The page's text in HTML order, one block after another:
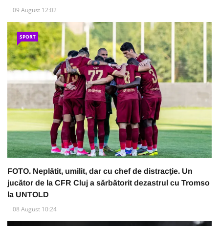
09 August 12:02
SPORT
FOTO. Neplătit, umilit, dar cu chef de distracţie. Un
jucător de la CFR Cluj a sărbătorit dezastrul cu Tromso
la UNTOLD
08 August 10:24